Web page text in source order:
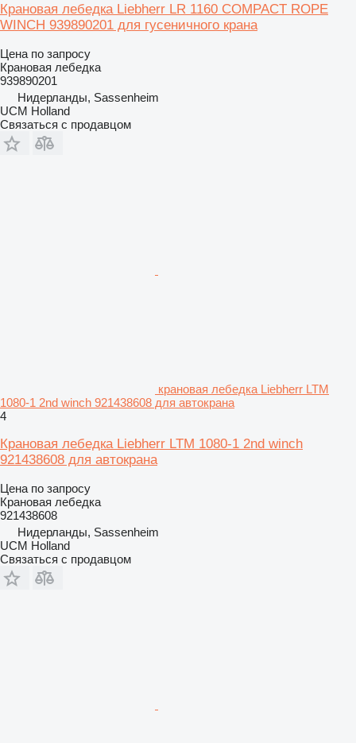
Крановая лебедка Liebherr LR 1160 COMPACT ROPE
WINCH 939890201 для гусеничного крана
Цена по запросу
Крановая лебедка
939890201
Нидерланды, Sassenheim
UCM Holland
Связаться с продавцом
крановая лебедка Liebherr LTM
1080-1 2nd winch 921438608 для автокрана
4
Крановая лебедка Liebherr LTM 1080-1 2nd winch
921438608 для автокрана
Цена по запросу
Крановая лебедка
921438608
Нидерланды, Sassenheim
UCM Holland
Связаться с продавцом